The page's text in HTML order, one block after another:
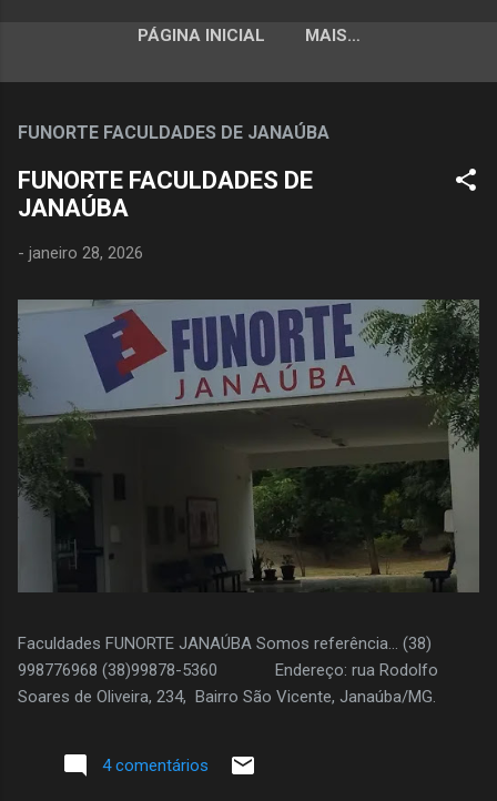
PÁGINA INICIAL MAIS…
FUNORTE FACULDADES DE JANAÚBA
FUNORTE FACULDADES DE
JANAÚBA
- janeiro 28, 2026
Faculdades FUNORTE JANAÚBA Somos referência... (38)
998776968 (38)99878-5360 Endereço: rua Rodolfo
Soares de Oliveira, 234, Bairro São Vicente, Janaúba/MG.
4 comentários